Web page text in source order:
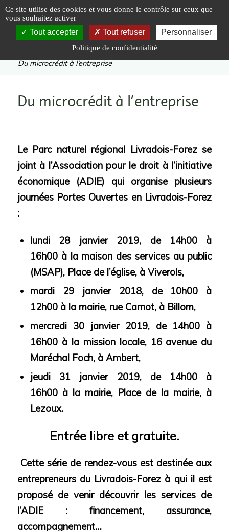
Accueil | A la une |
Du microcrédit à l’entreprise
Du microcrédit à l’entreprise
Le Parc naturel régional Livradois-Forezse
joint à l’Association pour le droit à l’initiative
économique (ADIE) qui organise plusieurs
journées Portes Ouvertes en Livradois-Forez
:
lundi 28 janvier 2019, de 14h00 à
16h00 à la maison des services au public
(MSAP), Place de l’église,à Viverols,
mardi 29 janvier 2018, de 10h00 à
12h00 à la mairie, rue Carnot,à Billom,
mercredi 30 janvier 2019, de 14h00 à
16h00 à la mission locale, 16 avenue du
Maréchal Foch,à Ambert,
jeudi 31 janvier 2019, de 14h00 à
16h00 à la mairie, Place de la mairie, à
Lezoux.
Entrée libre et gratuite.
Cette série de rendez-vous est destinée aux
entrepreneurs du Livradois-Forez à qui il est
proposé de venir découvrir les services de
l’ADIE : financement, assurance,
accompagnement…
Panneau de gestion des cookies
Ce site utilise des cookies et vous donne le contrôle sur ceux que
vous souhaitez activer
Tout accepter Tout refuser Personnaliser
Politique de confidentialité